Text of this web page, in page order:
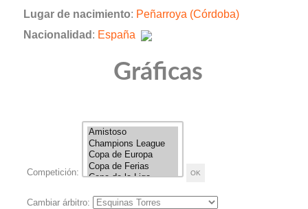
Lugar de nacimiento: Peñarroya (Córdoba)
Nacionalidad : España
Gráficas
Competición:
Cambiar árbitro: